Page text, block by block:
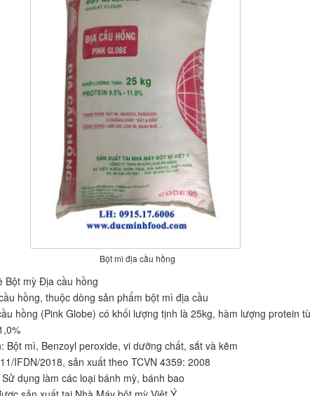
Bột mì địa cầu hồng
Bột mỳ Địa cầu hồng
hồng, thuộc dòng sản phẩm bột mì địa cầu
hồng (Pink Globe) có khối lượng tịnh là 25kg, hàm lượng protein
Bột mì, Benzoyl peroxide, vi dưỡng chất, sắt và kẽm
IFDN/2018, sản xuất theo TCVN 4359: 2008
dụng làm các loại bánh mỳ, bánh bao